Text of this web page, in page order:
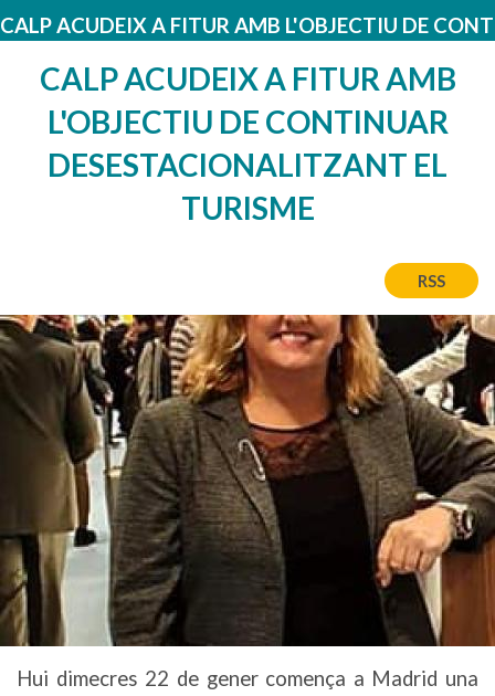
CALP ACUDEIX A FITUR AMB L'OBJECTIU DE
CALP ACUDEIX A FITUR AMB
L'OBJECTIU DE CONTINUAR
DESESTACIONALITZANT EL
TURISME
RSS
Imatge
Hui dimecres 22 de gener comença a Madrid una